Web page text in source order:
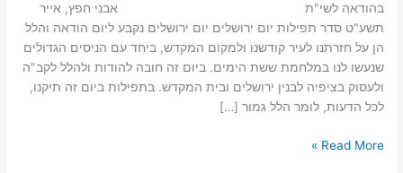
בהודאה לשי"ת אבני חפץ, אייר
תשע"ט סדר תפילות יום ירושלים יום ירושלים נקבע ליום הודאה והלל
הן על חזרתנו לעיר קודשנו ולמקום המקדש, ביחד עם הניסים הגדולים
שנעשו לנו במלחמת ששת הימים. ביום זה חובה להודות ולהלל לקב"ה
ולעסוק בציפיה לבנין ירושלים ובית המקדש. בתפילות ביום זה תיקנו,
לכל הדעות, לומר הלל גמור […]
Read More »